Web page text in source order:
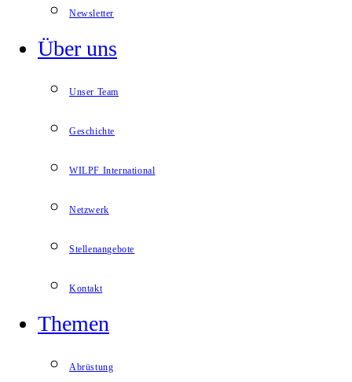
Newsletter
Über uns
Unser Team
Geschichte
WILPF International
Netzwerk
Stellenangebote
Kontakt
Themen
Abrüstung